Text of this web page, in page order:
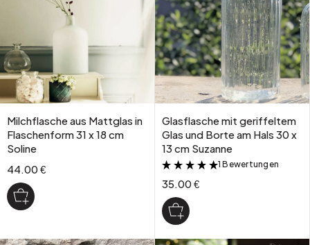
Milchflasche aus Mattglas in
Flaschenform 31 x 18 cm
Soline
44.00 €
Glasflasche mit geriffeltem
Glas und Borte am Hals 30 x
13 cm Suzanne
&
1 Bewertungen
35.00 €